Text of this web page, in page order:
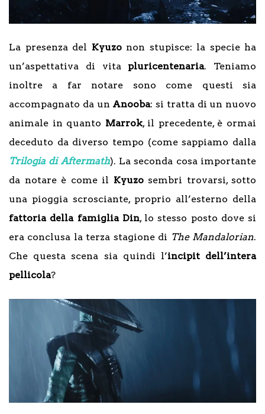
La presenza del Kyuzonon stupisce: la specie ha
un’aspettativa di vita pluricentenaria. Teniamo
inoltre a far notare sono come questi sia
accompagnato da un Anooba: si tratta di un nuovo
animale in quanto Marrok, il precedente, è ormai
deceduto da diverso tempo (come sappiamo dalla
Trilogia di Aftermath). La seconda cosa importante
da notare è come il Kyuzosembri trovarsi, sotto
una pioggia scrosciante, proprio all’esterno della
fattoria della famiglia Din, lo stesso posto dove si
era conclusa la terza stagione di The Mandalorian.
Che questa scena sia quindi l’incipit dell’intera
pellicola?